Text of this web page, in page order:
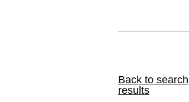
Back to search
results